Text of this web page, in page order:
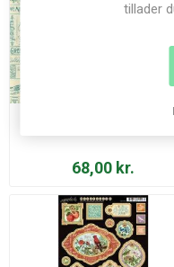
68,00 kr.
tillader